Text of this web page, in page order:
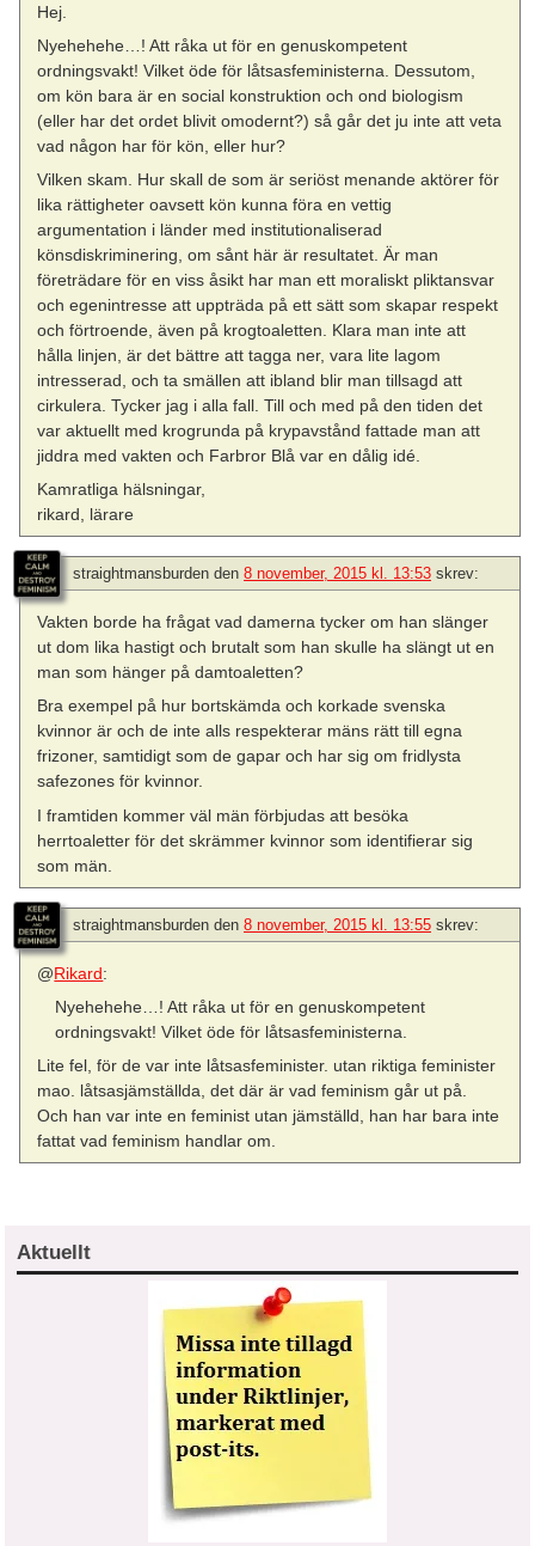
Hej.
Nyehehehe…! Att råka ut för en genuskompetent
ordningsvakt! Vilket öde för låtsasfeministerna. Dessutom,
om kön bara är en social konstruktion och ond biologism
(eller har det ordet blivit omodernt?) så går det ju inte att veta
vad någon har för kön, eller hur?
Vilken skam. Hur skall de som är seriöst menande aktörer för
lika rättigheter oavsett kön kunna föra en vettig
argumentation i länder med institutionaliserad
könsdiskriminering, om sånt här är resultatet. Är man
företrädare för en viss åsikt har man ett moraliskt pliktansvar
och egenintresse att uppträda på ett sätt som skapar respekt
och förtroende, även på krogtoaletten. Klara man inte att
hålla linjen, är det bättre att tagga ner, vara lite lagom
intresserad, och ta smällen att ibland blir man tillsagd att
cirkulera. Tycker jag i alla fall. Till och med på den tiden det
var aktuellt med krogrunda på krypavstånd fattade man att
jiddra med vakten och Farbror Blå var en dålig idé.
Kamratliga hälsningar,
rikard, lärare
straightmansburden den 8 november, 2015 kl. 13:53 skrev:
Vakten borde ha frågat vad damerna tycker om han slänger
ut dom lika hastigt och brutalt som han skulle ha slängt ut en
man som hänger på damtoaletten?
Bra exempel på hur bortskämda och korkade svenska
kvinnor är och de inte alls respekterar mäns rätt till egna
frizoner, samtidigt som de gapar och har sig om fridlysta
safezones för kvinnor.
I framtiden kommer väl män förbjudas att besöka
herrtoaletter för det skrämmer kvinnor som identifierar sig
som män.
straightmansburden den 8 november, 2015 kl. 13:55 skrev:
@Rikard:
Nyehehehe…! Att råka ut för en genuskompetent
ordningsvakt! Vilket öde för låtsasfeministerna.
Lite fel, för de var inte låtsasfeminister. utan riktiga feminister
mao. låtsasjämställda, det där är vad feminism går ut på.
Och han var inte en feminist utan jämställd, han har bara inte
fattat vad feminism handlar om.
Aktuellt